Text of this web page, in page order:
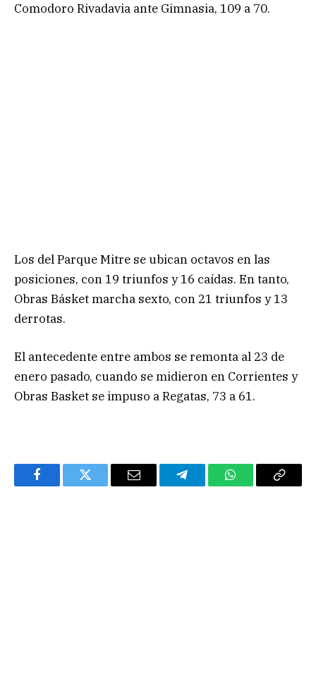
Comodoro Rivadavia ante Gimnasia, 109 a 70.
Los del Parque Mitre se ubican octavos en las
posiciones, con 19 triunfos y 16 caídas. En tanto,
Obras Básket marcha sexto, con 21 triunfos y 13
derrotas.
El antecedente entre ambos se remonta al 23 de
enero pasado, cuando se midieron en Corrientes y
Obras Basket se impuso a Regatas, 73 a 61.
FacebookTwitter Email TelegramWhatsAppCopy